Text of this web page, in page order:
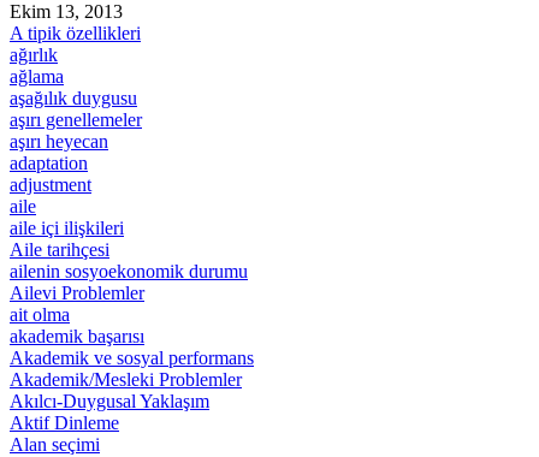
Ekim 13, 2013
A tipik özellikleri
ağırlık
ağlama
aşağılık duygusu
aşırı genellemeler
aşırı heyecan
adaptation
adjustment
aile
aile içi ilişkileri
Aile tarihçesi
ailenin sosyoekonomik durumu
Ailevi Problemler
ait olma
akademik başarısı
Akademik ve sosyal performans
Akademik/Mesleki Problemler
Akılcı-Duygusal Yaklaşım
Aktif Dinleme
Alan seçimi